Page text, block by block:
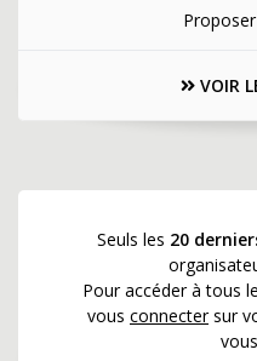
VOIR
Seuls les 20
Pour accéder à tous
vous connectersur
vous